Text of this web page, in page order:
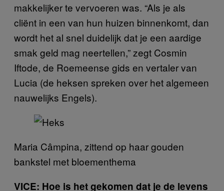
makkelijker te vervoeren was. “Als je als
cliënt in een van hun huizen binnenkomt, dan
wordt het al snel duidelijk dat je een aardige
smak geld mag neertellen,” zegt Cosmin
Iftode, de Roemeense gids en vertaler van
Lucia (de heksen spreken over het algemeen
nauwelijks Engels).
Maria Câmpina, zittend op haar gouden
bankstel met bloementhema
VICE: Hoe is het gekomen dat je de levens